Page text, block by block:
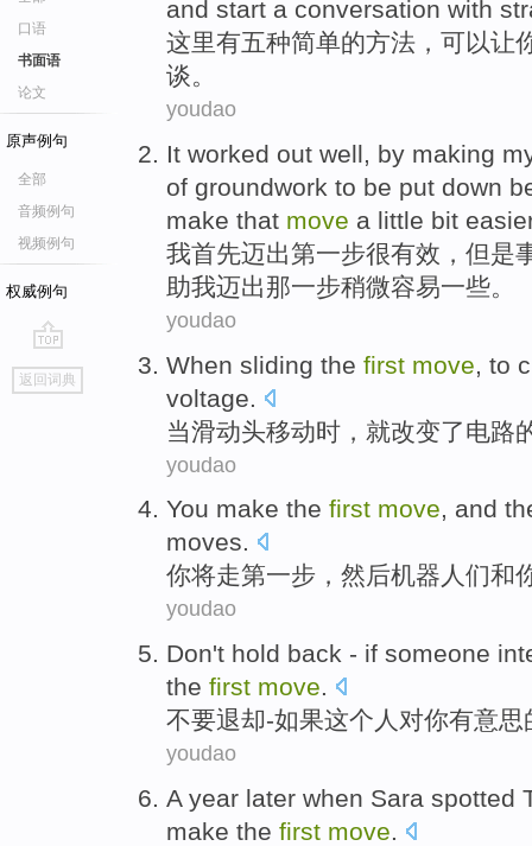
口语
书面语
论文
原声例句
全部
音频例句
视频例句
权威例句
go
top
返回词典
and start a conversation with
这里有五种简单的方法 ， 可以让
谈。
youdao
It worked out well, by making
of groundwork to be put down
make that move a little bit
我首先迈出第一步很有效， 但是
助我迈出那一步稍微容易一些。
youdao
When sliding the first move to
voltage
当滑动头移动时， 就改变了电路
youdao
You make the first move, and
moves.
你将走第一步 ， 然后机器 人们和
youdao
Don't hold back - if someone
the first move.
不要退却-如果这个人 对你有意思
youdao
A year later when Sara spotted
make the first move.